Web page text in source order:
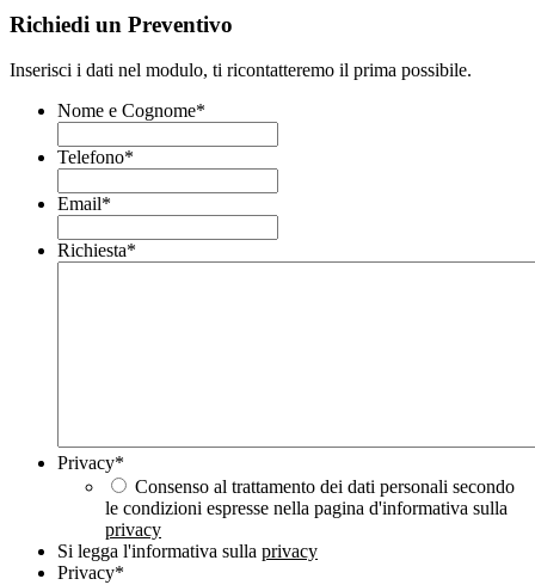
Richiedi un Preventivo
Inserisci i dati nel modulo, ti ricontatteremo il prima possibile.
Nome e Cognome*
Telefono*
Email*
Richiesta*
Privacy*
Consenso al trattamento dei dati personali secondo
le condizioni espresse nella pagina d'informativa sulla
privacy
Si legga l'informativa sulla privacy
Privacy*